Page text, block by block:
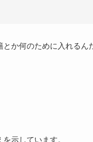
か何のために入れるん
示しています。